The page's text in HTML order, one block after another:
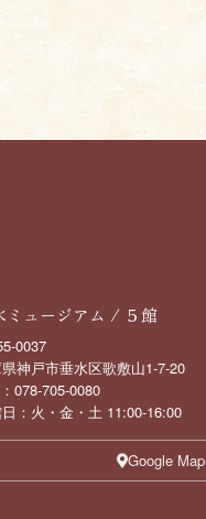
ミュージアム / ５館
0037
神戸市垂水区歌敷山1-7-20
078-705-0080
：火・金・土 11:00-16:00
Google Map